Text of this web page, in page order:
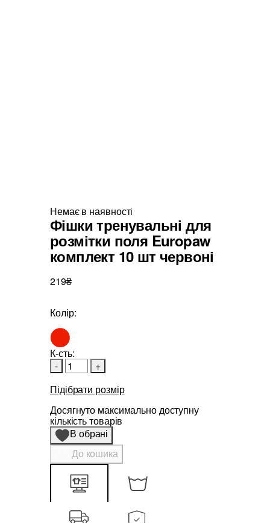
Немає в наявності
Фішки тренувальні для
розмітки поля Europaw
комплект 10 шт червоні
219₴
Колір:
К-сть:
-
+
Підібрати розмір
Досягнуто максимально доступну
кількість товарів
В обрані
До кошика